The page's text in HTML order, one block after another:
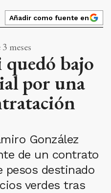
Añadir como fuente en
meses
bajo
por una
González
de un contrato
pesos destinado
verdes tras